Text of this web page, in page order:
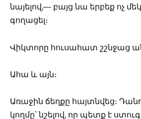
նայելով,— բայց նա երբեք ոչ
գողացել։
Վիկտորը հուսահատ շշնջաց
Ահա և այն։
Առաջին ճեղքը հայտնվեց։
կողմը՝ նշելով, որ պետք է